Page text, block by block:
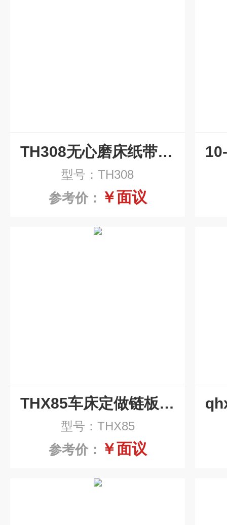
TH308无心磨床纸带过滤机
型号：TH308
参考价： ￥面议
THX85车床定做链板式排屑机
型号：THX85
参考价： ￥面议